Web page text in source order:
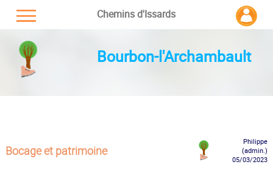
Chemins d'Issards
Bourbon-l'Archambault
Bocage et patrimoine
Philippe
(admin.)
05/03/2023